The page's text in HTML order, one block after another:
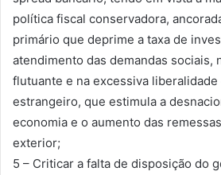
política fiscal conservadora,
primário que deprime a taxa de
atendimento das demandas sociais,
flutuante e na excessiva liberalidade
estrangeiro, que estimula a
economia e o aumento das
exterior;
5 – Criticar a falta de disposição do